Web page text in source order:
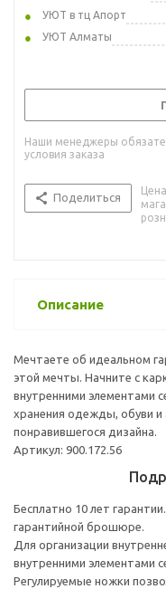
УЮТ в тц Апорт
УЮТ Алматы
Наши менеджеры
условия заказа
Поделиться
Описание
Мечтаете об идеальном
этой мечты. Начните с
внутренними элементами
хранения одежды, обуви и
понравившегося дизайна.
Артикул: 900.172.56
Бесплатно 10 лет
гарантийной брошюре.
Для организации
внутренними элементами
Регулируемые ножки